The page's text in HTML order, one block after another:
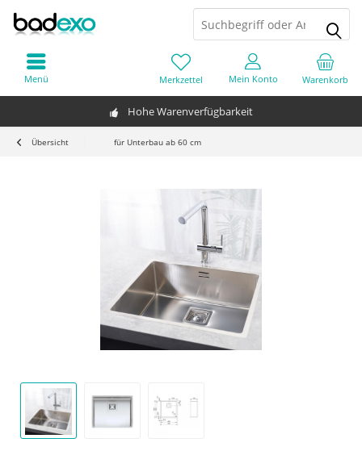
Hohe Warenverfügbarkeit
Warenkorb
Merkzettel Mein Konto
Menü
Übersicht für Unterbau ab 60 cm